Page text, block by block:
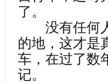
了。
没有任何人
的地，这才是
车，在过了数
记。